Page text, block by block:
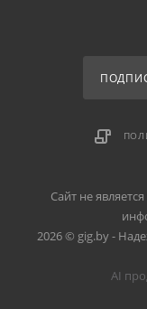
Сайт не
2026 © gig.by -
AI